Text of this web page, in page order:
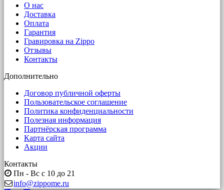
О нас
Доставка
Оплата
Гарантия
Гравировка на Zippo
Отзывы
Контакты
Дополнительно
Договор публичной оферты
Пользовательское соглашение
Политика конфиденциальности
Полезная информация
Партнёрская программа
Карта сайта
Акции
Контакты
Пн - Вс с 10 до 21
info@zippome.ru